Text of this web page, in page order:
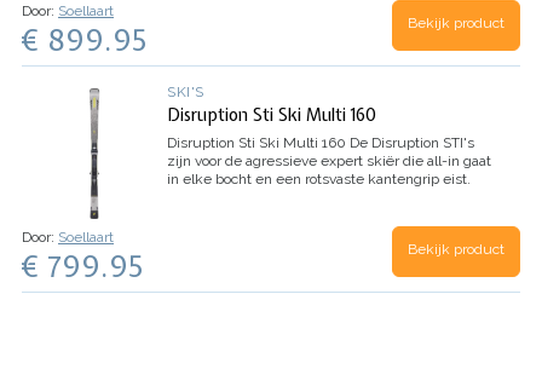
Door: Soellaart
€ 899.95 Bekijk product
SKI'S
Disruption Sti Ski Multi 160
Disruption Sti Ski Multi 160 De Disruption STI's
zijn voor de agressieve expert skiër die all-in gaat
in elke bocht en een rotsvaste kantengrip eist.
Door: Soellaart
€ 799.95 Bekijk product